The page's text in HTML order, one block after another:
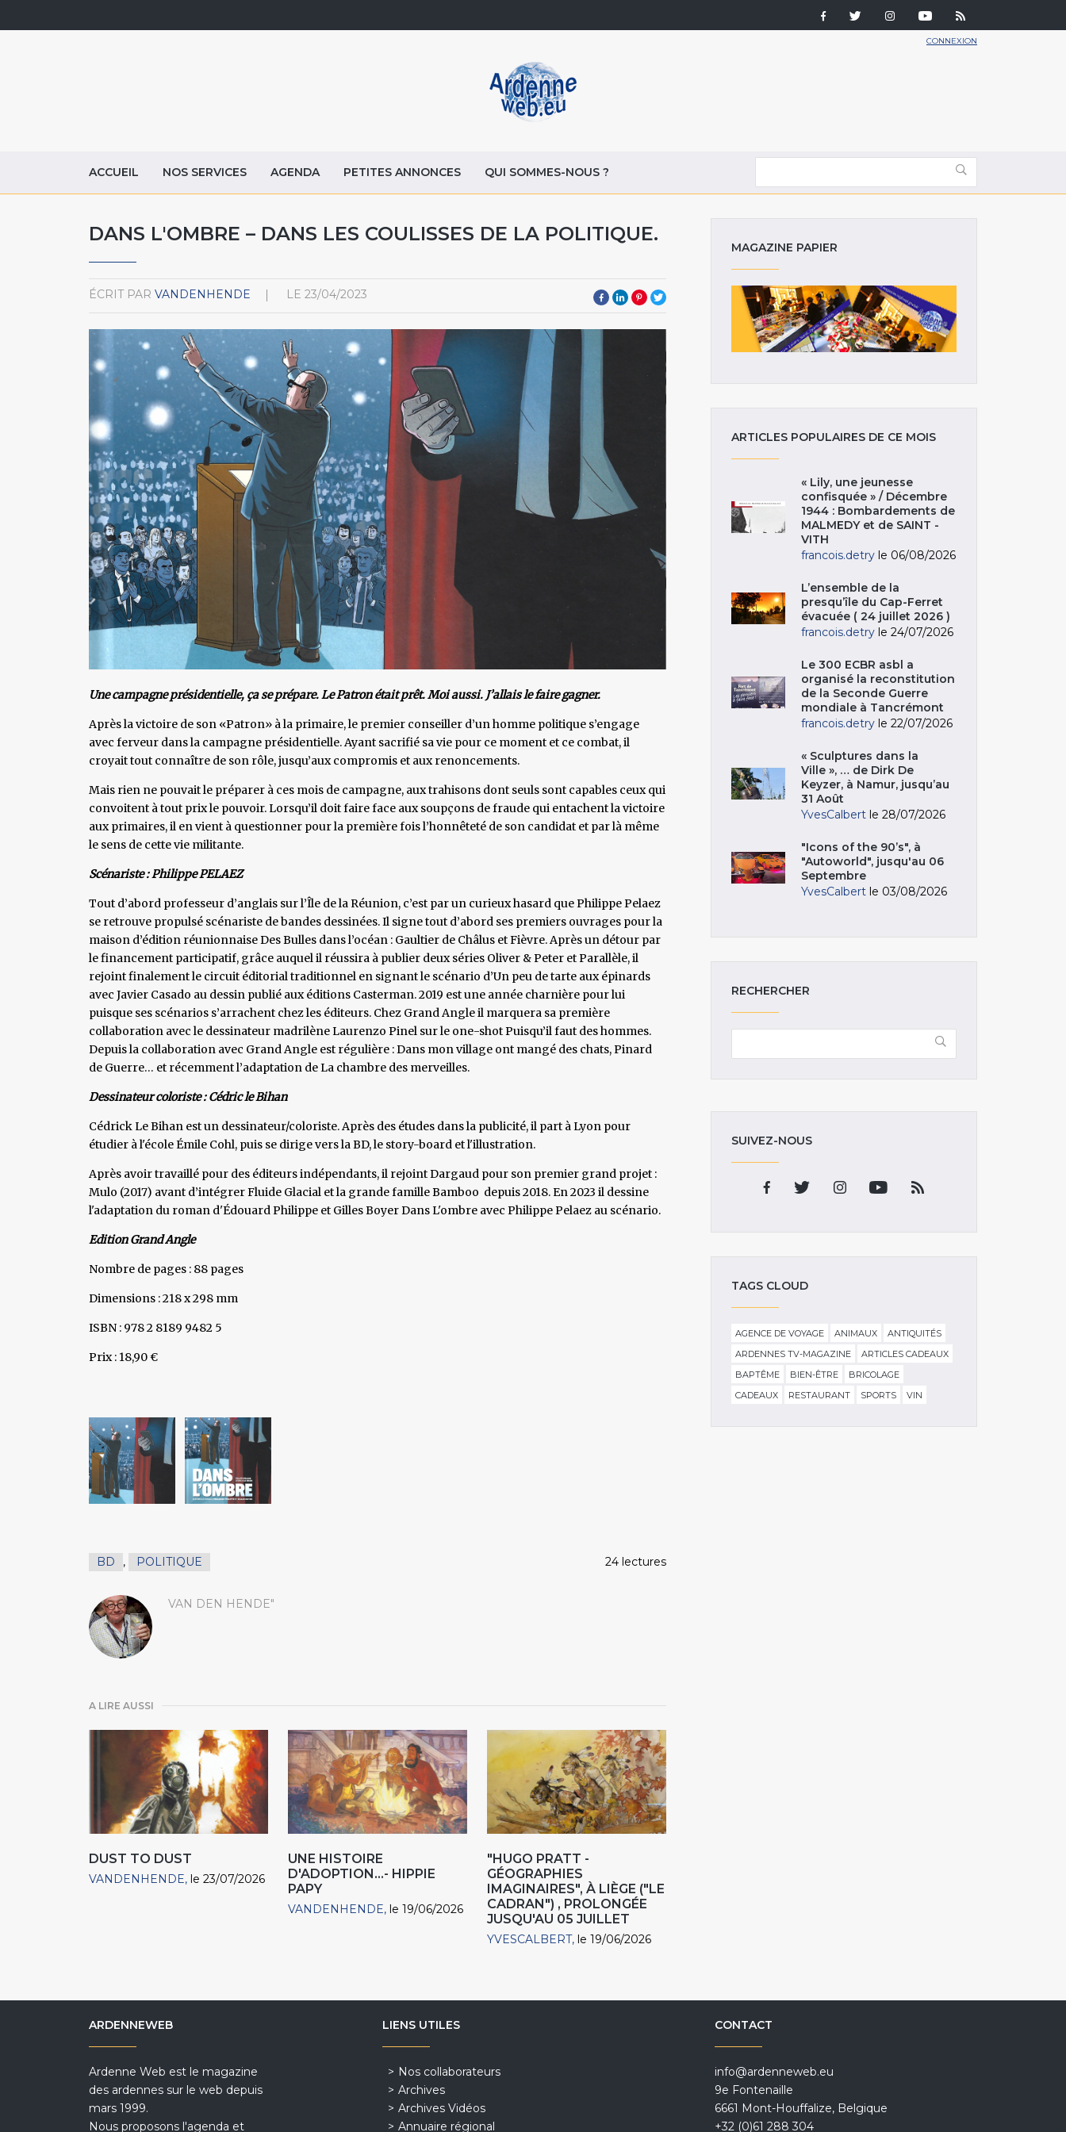
CONNEXION
ACCUEIL NOS SERVICES AGENDA PETITES ANNONCES QUI SOMMES-NOUS ?
DANS L'OMBRE – DANS LES COULISSES DE LA POLITIQUE.
ÉCRIT PAR VANDENHENDE LE 23/04/2023
Une campagne présidentielle, ça se prépare. Le Patron était prêt. Moi aussi. J’allais le faire gagner.
Après la victoire de son «Patron» à la primaire, le premier conseiller d’un homme politique s’engage
avec ferveur dans la campagne présidentielle. Ayant sacrifié sa vie pour ce moment et ce combat, il
croyait tout connaître de son rôle, jusqu’aux compromis et aux renoncements.
Mais rien ne pouvait le préparer à ces mois de campagne, aux trahisons dont seuls sont capables ceux qui
convoitent à tout prix le pouvoir. Lorsqu’il doit faire face aux soupçons de fraude qui entachent la victoire
aux primaires, il en vient à questionner pour la première fois l’honnêteté de son candidat et par là même
le sens de cette vie militante.
Scénariste : Philippe PELAEZ
Tout d’abord professeur d’anglais sur l’Île de la Réunion, c’est par un curieux hasard que Philippe Pelaez
se retrouve propulsé scénariste de bandes dessinées. Il signe tout d’abord ses premiers ouvrages pour la
maison d’édition réunionnaise Des Bulles dans l’océan : Gaultier de Châlus et Fièvre. Après un détour par
le financement participatif, grâce auquel il réussira à publier deux séries Oliver & Peter et Parallèle, il
rejoint finalement le circuit éditorial traditionnel en signant le scénario d’Un peu de tarte aux épinards
avec Javier Casado au dessin publié aux éditions Casterman. 2019 est une année charnière pour lui
puisque ses scénarios s’arrachent chez les éditeurs. Chez Grand Angle il marquera sa première
collaboration avec le dessinateur madrilène Laurenzo Pinel sur le one-shot Puisqu’il faut des hommes.
Depuis la collaboration avec Grand Angle est régulière : Dans mon village ont mangé des chats, Pinard
de Guerre… et récemment l’adaptation de La chambre des merveilles.
Dessinateur coloriste : Cédric le Bihan
Cédrick Le Bihan est un dessinateur/coloriste. Après des études dans la publicité, il part à Lyon pour
étudier à l'école Émile Cohl, puis se dirige vers la BD, le story-board et l'illustration.
Après avoir travaillé pour des éditeurs indépendants, il rejoint Dargaud pour son premier grand projet :
Mulo (2017) avant d’intégrer Fluide Glacial et la grande famille Bamboo depuis 2018. En 2023 il dessine
l'adaptation du roman d'Édouard Philippe et Gilles Boyer Dans L'ombre avec Philippe Pelaez au scénario.
Edition Grand Angle
Nombre de pages : 88 pages
Dimensions : 218 x 298 mm
ISBN : 978 2 8189 9482 5
Prix : 18,90 €
BD , POLITIQUE 24 lectures
VAN DEN HENDE"
A LIRE AUSSI
DUST TO DUST
VANDENHENDE le 23/07/2026
UNE HISTOIRE
D'ADOPTION...- HIPPIE
PAPY
VANDENHENDE le 19/06/2026
"HUGO PRATT -
GÉOGRAPHIES
IMAGINAIRES", À LIÈGE ("LE
CADRAN") , PROLONGÉE
JUSQU'AU 05 JUILLET
YVESCALBERT le 19/06/2026
MAGAZINE PAPIER
ARTICLES POPULAIRES DE CE MOIS
« Lily, une jeunesse
confisquée » / Décembre
1944 : Bombardements de
MALMEDY et de SAINT -
VITH
francois.detry le 06/08/2026
L’ensemble de la
presqu’île du Cap-Ferret
évacuée ( 24 juillet 2026 )
francois.detry le 24/07/2026
Le 300 ECBR asbl a
organisé la reconstitution
de la Seconde Guerre
mondiale à Tancrémont
francois.detry le 22/07/2026
« Sculptures dans la
Ville », … de Dirk De
Keyzer, à Namur, jusqu’au
31 Août
YvesCalbert le 28/07/2026
"Icons of the 90’s", à
"Autoworld", jusqu'au 06
Septembre
YvesCalbert le 03/08/2026
RECHERCHER
SUIVEZ-NOUS
TAGS CLOUD
AGENCE DE VOYAGE ANIMAUX
ANTIQUITÉS
ARDENNES TV-MAGAZINE
ARTICLES CADEAUX
BAPTÊME
BIEN-ÊTRE
BRICOLAGE
CADEAUX
RESTAURANT SPORTS VIN
ARDENNEWEB
Ardenne Web est le magazine
des ardennes sur le web depuis
mars 1999.
Nous proposons l'agenda et
LIENS UTILES
Nos collaborateurs
Archives
Archives Vidéos
Annuaire régional
CONTACT
info@ardenneweb.eu
9e Fontenaille
6661 Mont-Houffalize, Belgique
+32 (0)61 288 304